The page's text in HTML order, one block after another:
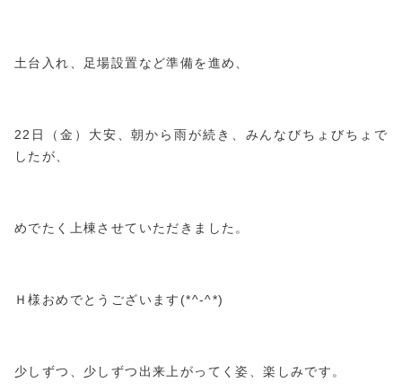
土台入れ、足場設置など準備を進め、
22日（金）大安、朝から雨が続き、みんなびちょびちょで
したが、
めでたく上棟させていただきました。
Ｈ様おめでとうございます(*^-^*)
少しずつ、少しずつ出来上がってく姿、楽しみです。